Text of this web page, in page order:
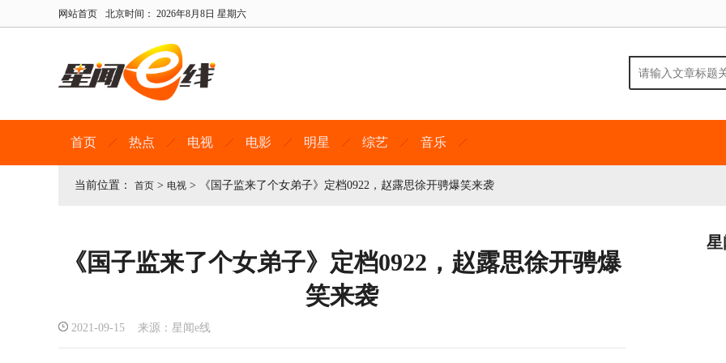
网站首页 北京时间： 2026年8月8日 星期六
首页 热点 电视 电影 明星 综艺 音乐
当前位置： 首页 > 电视 > 《国子监来了个女弟子》定档0922，赵露思徐开骋爆笑来袭
《国子监来了个女弟子》定档0922，赵露思徐开骋爆
笑来袭
2021-09-15 来源：星闻e线
星